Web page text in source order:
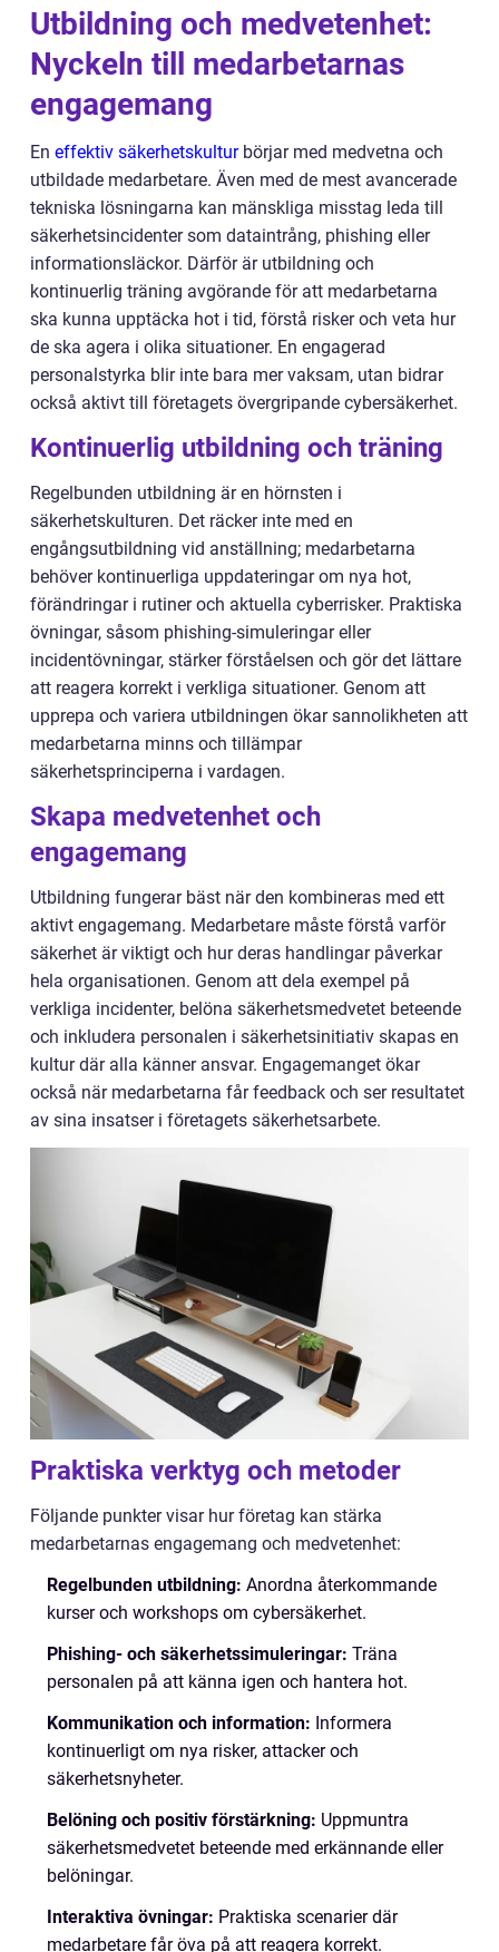
Utbildning och medvetenhet:
Nyckeln till medarbetarnas
engagemang
En effektiv säkerhetskulturbörjar med medvetna och
utbildade medarbetare. Även med de mest avancerade
tekniska lösningarna kan mänskliga misstag leda till
säkerhetsincidenter som dataintrång, phishing eller
informationsläckor. Därför är utbildning och
kontinuerlig träning avgörande för att medarbetarna
ska kunna upptäcka hot i tid, förstå risker och veta hur
de ska agera i olika situationer. En engagerad
personalstyrka blir inte bara mer vaksam, utan bidrar
också aktivt till företagets övergripande cybersäkerhet.
Kontinuerlig utbildning och träning
Regelbunden utbildning är en hörnsten i
säkerhetskulturen. Det räcker inte med en
engångsutbildning vid anställning; medarbetarna
behöver kontinuerliga uppdateringar om nya hot,
förändringar i rutiner och aktuella cyberrisker. Praktiska
övningar, såsom phishing-simuleringar eller
incidentövningar, stärker förståelsen och gör det lättare
att reagera korrekt i verkliga situationer. Genom att
upprepa och variera utbildningen ökar sannolikheten att
medarbetarna minns och tillämpar
säkerhetsprinciperna i vardagen.
Skapa medvetenhet och
engagemang
Utbildning fungerar bäst när den kombineras med ett
aktivt engagemang. Medarbetare måste förstå varför
säkerhet är viktigt och hur deras handlingar påverkar
hela organisationen. Genom att dela exempel på
verkliga incidenter, belöna säkerhetsmedvetet beteende
och inkludera personalen i säkerhetsinitiativ skapas en
kultur där alla känner ansvar. Engagemanget ökar
också när medarbetarna får feedback och ser resultatet
av sina insatser i företagets säkerhetsarbete.
Praktiska verktyg och metoder
Följande punkter visar hur företag kan stärka
medarbetarnas engagemang och medvetenhet:
Regelbunden utbildning: Anordna återkommande
kurser och workshops om cybersäkerhet.
Phishing- och säkerhetssimuleringar: Träna
personalen på att känna igen och hantera hot.
Kommunikation och information: Informera
kontinuerligt om nya risker, attacker och
säkerhetsnyheter.
Belöning och positiv förstärkning: Uppmuntra
säkerhetsmedvetet beteende med erkännande eller
belöningar.
Interaktiva övningar: Praktiska scenarier där
medarbetare får öva på att reagera korrekt.